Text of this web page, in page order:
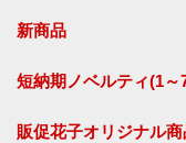
新商品
短納期ノベルティ(1～
販促花子オリジナル商